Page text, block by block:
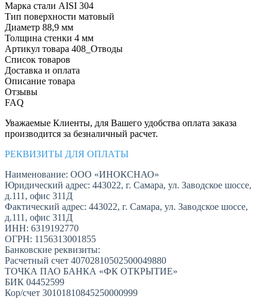
Марка стали AISI 304
Тип поверхности матовый
Диаметр 88,9 мм
Толщина стенки 4 мм
Артикул товара 408_Отводы
Список товаров
Доставка и оплата
Описание товара
Отзывы
FAQ
Уважаемые Клиенты, для Вашего удобства оплата заказа
производится за безналичный расчет.
РЕКВИЗИТЫ ДЛЯ ОПЛАТЫ
Наименование: ООО «ИНОКСНАО»
Юридический адрес: 443022, г. Самара, ул. Заводское шоссе,
д.111, офис 311Д
Фактический адрес: 443022, г. Самара, ул. Заводское шоссе,
д.111, офис 311Д
ИНН: 6319192770
ОГРН: 1156313001855
Банковские реквизиты:
Расчетный счет 40702810502500049880
ТОЧКА ПАО БАНКА «ФК ОТКРЫТИЕ»
БИК 04452599
Кор/счет 30101810845250000999